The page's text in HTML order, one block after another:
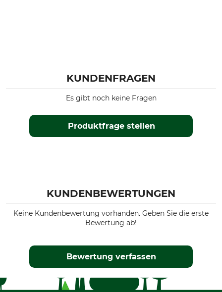
KUNDENFRAGEN
Produktfrage stellen
Es gibt noch keine Fragen
KUNDENBEWERTUNGEN
Keine Kundenbewertung vorhanden. Geben Sie die erste
Bewertung ab!
Bewertung verfassen